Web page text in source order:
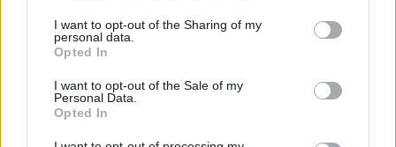
I want to opt-out of the Sharing of my
personal data.
Opted In
I want to opt-out of the Sale of my
Personal Data.
Opted In
Sütibeállítások